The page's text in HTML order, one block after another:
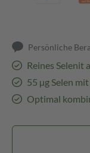
Persönliche
Reines Selenit
55 µg Selen
Optimal